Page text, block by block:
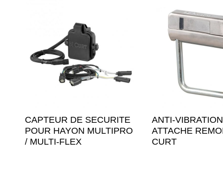
CAPTEUR DE SECURITE
POUR HAYON MULTIPRO
/ MULTI-FLEX
ANTI-
ATTACHE
CURT